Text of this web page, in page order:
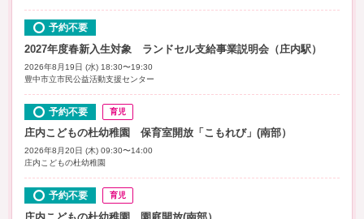
予約不要
2027年度春新入生対象 ランドセル支給事業説明会（庄内駅）
2026年8月19日 (水) 18:30〜19:30
豊中市立市民公益活動支援センター
予約不要 育児
庄内こどもの杜幼稚園 保育室開放「こもれび」(南部）
2026年8月20日 (木) 09:30〜14:00
庄内こどもの杜幼稚園
予約不要 育児
庄内こどもの杜幼稚園 園庭開放(南部）